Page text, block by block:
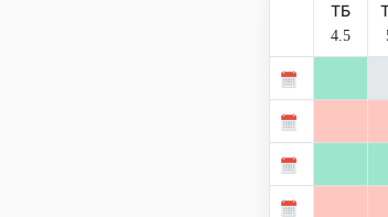
ТБ
4.5